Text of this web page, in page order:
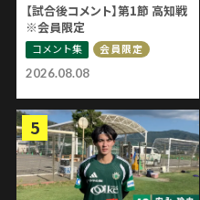
2026.08.08
【試合後コメント】第1節 高知戦
※会員限定
コメント集 会員限定